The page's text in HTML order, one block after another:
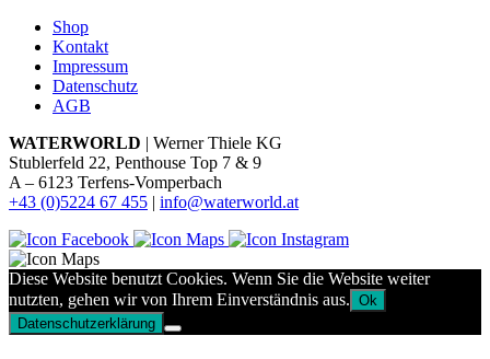
Shop
Kontakt
Impressum
Datenschutz
AGB
WATERWORLD | Werner Thiele KG
Stublerfeld 22, Penthouse Top 7 & 9
A – 6123 Terfens-Vomperbach
+43 (0)5224 67 455 | info@waterworld.at
Diese Website benutzt Cookies. Wenn Sie die Website weiter
nutzten, gehen wir von Ihrem Einverständnis aus. Ok
Datenschutzerklärung